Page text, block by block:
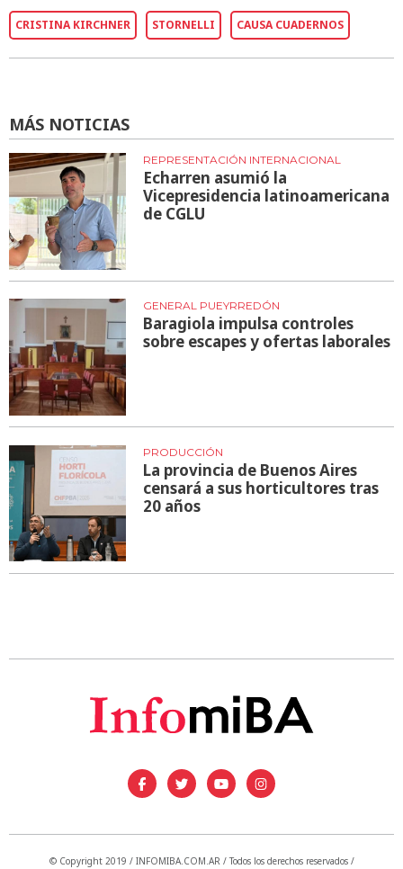
CRISTINA KIRCHNER STORNELLI CAUSA CUADERNOS
MÁS NOTICIAS
REPRESENTACIÓN INTERNACIONAL
Echarren asumió la
Vicepresidencia latinoamericana
de CGLU
GENERAL PUEYRREDÓN
Baragiola impulsa controles
sobre escapes y ofertas laborales
PRODUCCIÓN
La provincia de Buenos Aires
censará a sus horticultores tras
20 años
© Copyright 2019 / INFOMIBA.COM.AR / Todos los derechos reservados /